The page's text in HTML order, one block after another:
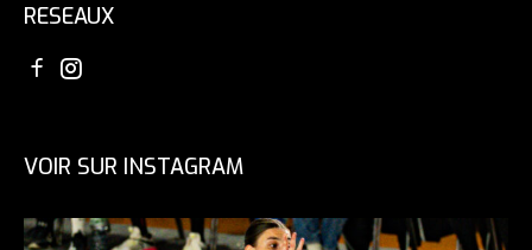
RESEAUX
VOIR SUR INSTAGRAM